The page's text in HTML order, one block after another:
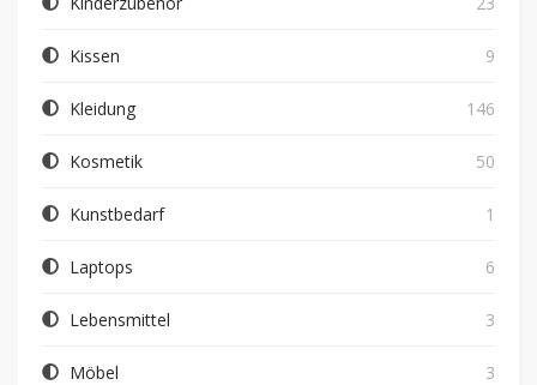
Kissen 9
Kleidung 146
Kosmetik 50
Kunstbedarf 1
Laptops 6
Lebensmittel 3
Möbel 3